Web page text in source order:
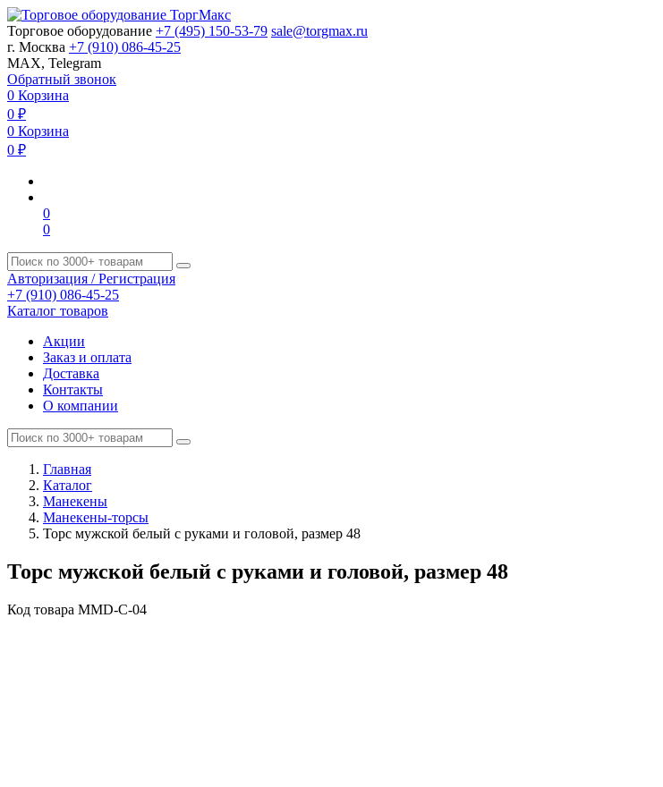
Торговое оборудование +7 (495) 150-53-79 sale@torgmax.ru
г. Москва +7 (910) 086-45-25
MAX, Telegram
Обратный звонок
0 Корзина
0 ₽
0 Корзина
0 ₽
0
0
Авторизация / Регистрация
+7 (910) 086-45-25
Каталог товаров
Акции
Заказ и оплата
Доставка
Контакты
О компании
Главная
Каталог
Манекены
Манекены-торсы
Торс мужской белый с руками и головой, размер 48
Торс мужской белый с руками и головой, размер 48
Код товара MMD-C-04